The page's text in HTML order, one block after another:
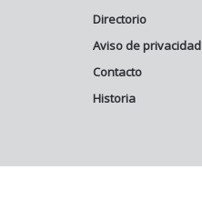
Directorio
Aviso de privacidad
Contacto
Historia